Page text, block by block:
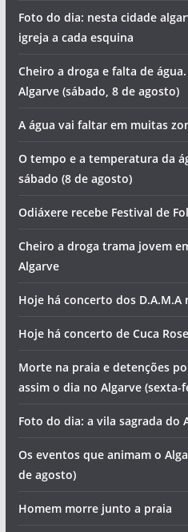
Foto do dia: nesta cidade
igreja a cada esquina
Cheiro a droga e falta de
Algarve (sábado, 8 de agosto)
A água vai faltar em muitas
O tempo e a temperatura da
sábado (8 de agosto)
Odiáxere recebe Festival de
Cheiro a droga trama jovem
Algarve
Hoje há concerto dos D.A.M.A
Hoje há concerto de Cuca
Morte na praia e detenções
assim o dia no Algarve (sexta-
Foto do dia: a vila sagrada do
Os eventos que animam o
de agosto)
Homem morre junto a praia